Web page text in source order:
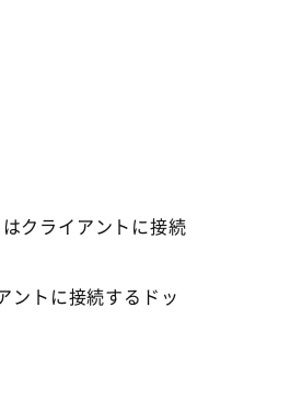
クライアントに接続
ントに接続するドッ